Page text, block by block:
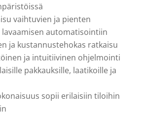
vaihtuvien ja pienten
automatisointiin
ja kustannustehokas ratkaisu
ja intuitiivinen ohjelmointi
pakkauksille, laatikoille ja
sopii erilaisiin tiloihin